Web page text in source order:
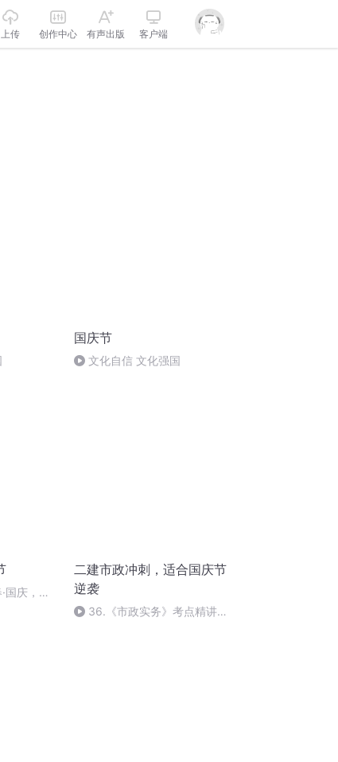
上传 创作中心 有声出版 客户端
国庆节
文化自信 文化强国
国庆，朗
二建市政冲刺，适合国庆节
逆袭
36.《市政实务》考点精讲第